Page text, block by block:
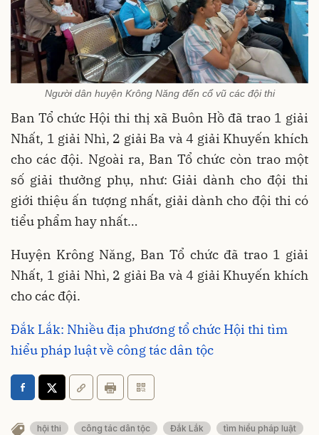
Người dân huyện Krông Năng đến cổ vũ các đội thi
Ban Tổ chức Hội thi thị xã Buôn Hồ đã trao 1 giải
Nhất, 1 giải Nhì, 2 giải Ba và 4 giải Khuyến khích
cho các đội. Ngoài ra, Ban Tổ chức còn trao một
số giải thưởng phụ, như: Giải dành cho đội thi
giới thiệu ấn tượng nhất, giải dành cho đội thi có
tiểu phẩm hay nhất…
Huyện Krông Năng, Ban Tổ chức đã trao 1 giải
Nhất, 1 giải Nhì, 2 giải Ba và 4 giải Khuyến khích
cho các đội.
Đắk Lắk: Nhiều địa phương tổ chức Hội thi tìm
hiểu pháp luật về công tác dân tộc
hội thi công tác dân tộc Đắk Lắk tìm hiểu pháp luật